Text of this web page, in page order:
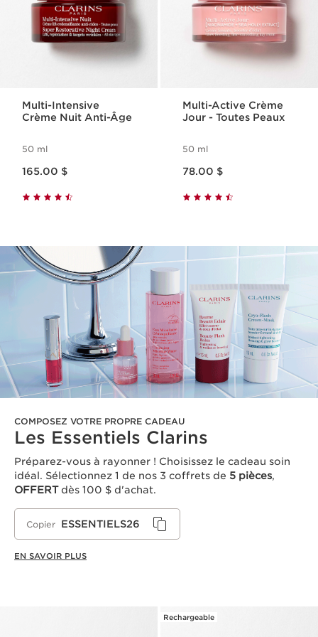
Multi-Intensive
Crème Nuit Anti-Âge
50 ml
165.00 $
Multi-Active Crème
Jour - Toutes Peaux
50 ml
78.00 $
COMPOSEZ VOTRE PROPRE CADEAU
Les Essentiels Clarins
Préparez-vous à rayonner ! Choisissez le cadeau soin
idéal. Sélectionnez 1 de nos 3 coffrets de 5 pièces,
OFFERTdès 100 $ d'achat.
Copier ESSENTIELS26
EN SAVOIR PLUS
Rechargeable